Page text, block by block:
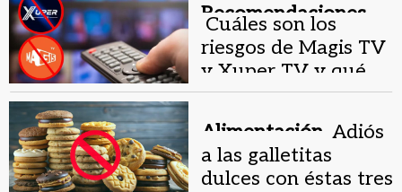
Recomendaciones.
Cuáles son los
riesgos de Magis TV
y Xuper TV y qué
apps como
alternativas hay
Alimentación. Adiós
a las galletitas
dulces con éstas tres